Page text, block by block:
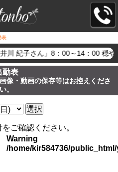
表
紀子さん」8：00～14：00 穏
勤表
像・動画の保存等はお控えくださ
い。
選択
ご確認ください。
Warning
/home/kir584736/